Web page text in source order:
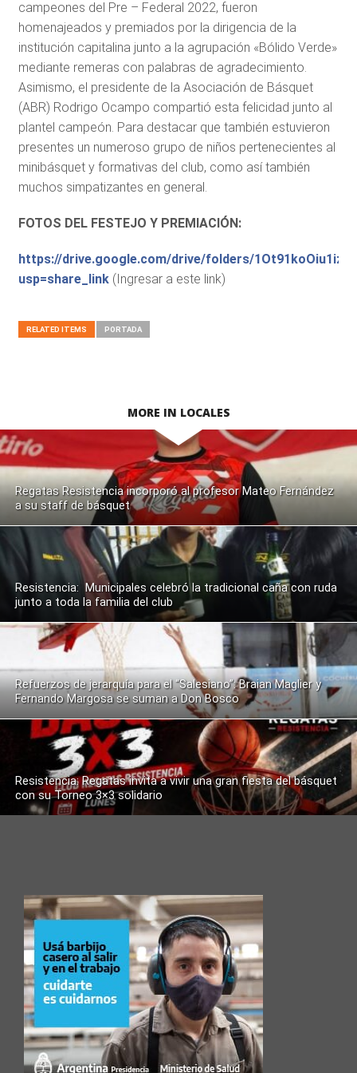
campeones del Pre – Federal 2022, fueron
homenajeados y premiados por la dirigencia de la
institución capitalina junto a la agrupación «Bólido Verde»
mediante remeras con palabras de agradecimiento.
Asimismo, el presidente de la Asociación de Básquet
(ABR) Rodrigo Ocampo compartió esta felicidad junto al
plantel campeón. Para destacar que también estuvieron
presentes un numeroso grupo de niños pertenecientes al
minibásquet y formativas del club, como así también
muchos simpatizantes en general.
FOTOS DEL FESTEJO Y PREMIACIÓN:
https://drive.google.com/drive/folders/
usp=share_link(Ingresar a este link)
RELATED ITEMS PORTADA
MORE IN LOCALES
Regatas Resistencia incorporó al profesor Mateo Fernández
a su staff de básquet
Resistencia: Municipales celebró la tradicional caña con ruda
junto a toda la familia del club
Refuerzos de jerarquía para el “Salesiano”: Braian Maglier y
Fernando Margosa se suman a Don Bosco
Resistencia: Regatas invita a vivir una gran fiesta del básquet
con su Torneo 3×3 solidario